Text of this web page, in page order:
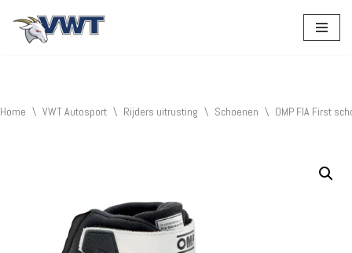
Home \ VWT Autosport \ Rijders uitrusting \ Schoenen \ OMP FIA First